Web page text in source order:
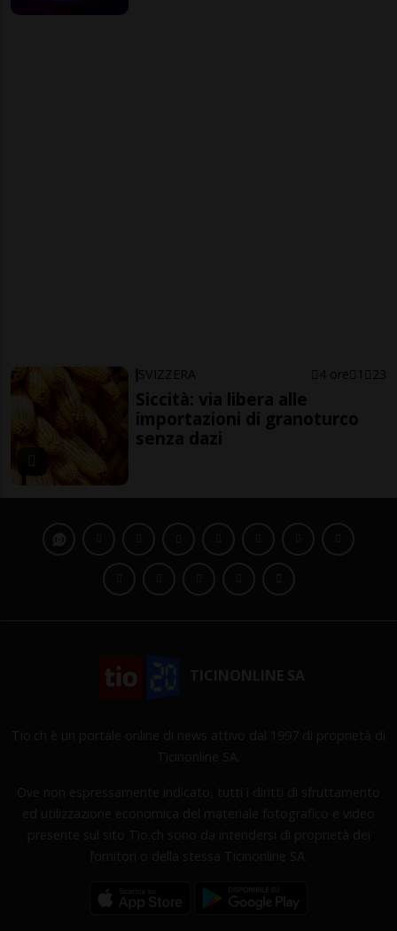
SVIZZERA 4 ore 1 23
Siccità: via libera alle
importazioni di granoturco
senza dazi